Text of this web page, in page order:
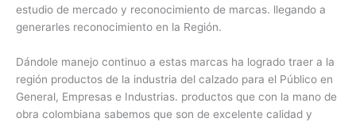
estudio de mercado y reconocimiento de marcas. llegando a
generarles reconocimiento en la Región.
Dándole manejo continuo a estas marcas ha logrado traer a la
región productos de la industria del calzado para el Público en
General, Empresas e Industrias. productos que con la mano de
obra colombiana sabemos que son de excelente calidad y